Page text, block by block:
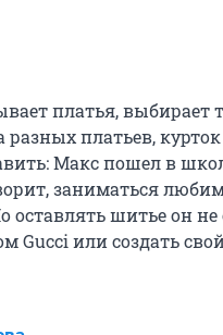
платья, выбирает
разных платьев,
Макс пошел в
заниматься
оставлять шитье он
Gucci или создать